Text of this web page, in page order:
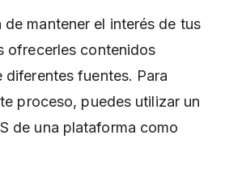
de mantener el interés de tus
ofrecerles contenidos
diferentes fuentes. Para
proceso, puedes utilizar un
de una plataforma como